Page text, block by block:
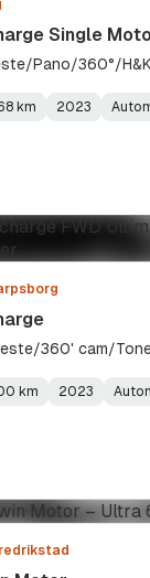
Single
Pano/360°/
km 2023
360' cam/
km 2023